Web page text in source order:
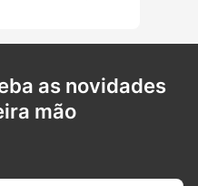
as novidades
mão